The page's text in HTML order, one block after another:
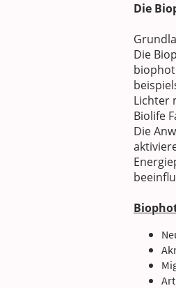
Die
Die
Lichter
Biolife
Die